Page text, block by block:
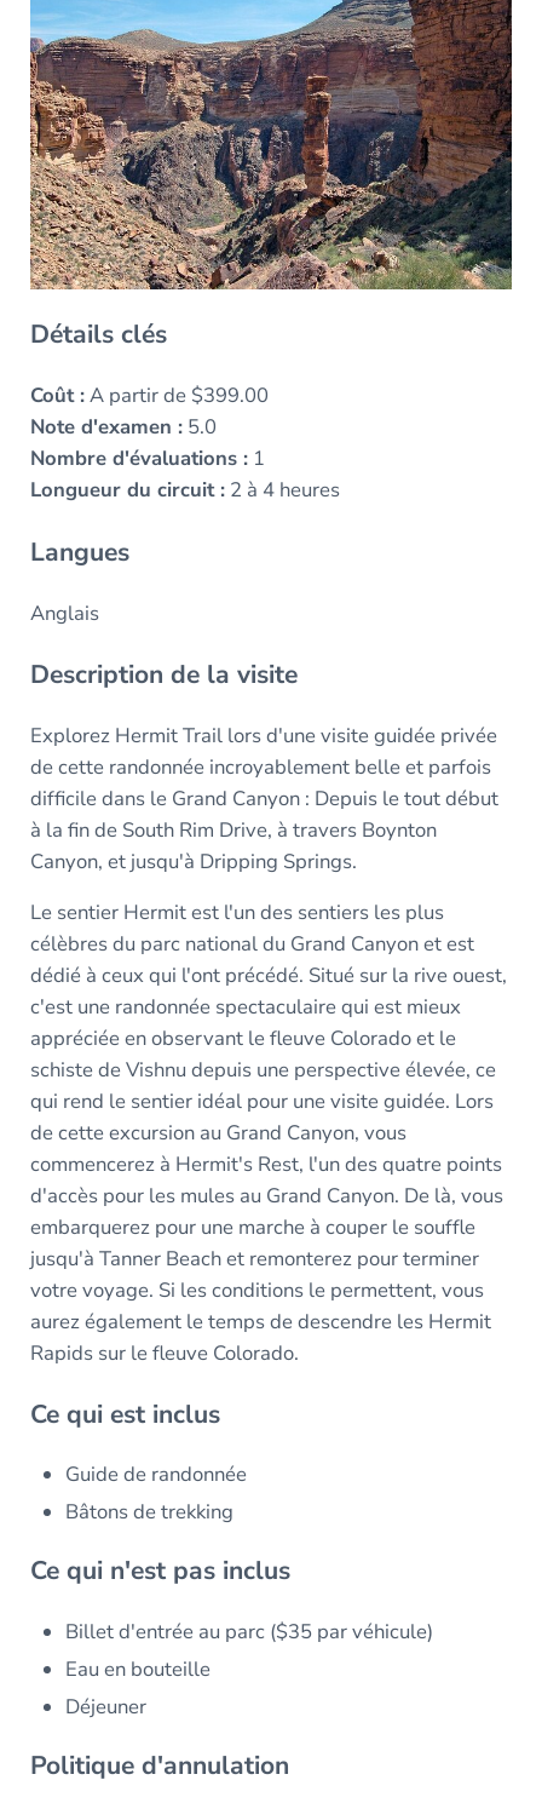
Détails clés
Coût :A partir de $399.00
Note d'examen :5.0
Nombre d'évaluations :1
Longueur du circuit :2 à 4 heures
Langues
Anglais
Description de la visite
Explorez Hermit Trail lors d'une visite guidée privée
de cette randonnée incroyablement belle et parfois
difficile dans le Grand Canyon : Depuis le tout début
à la fin de South Rim Drive, à travers Boynton
Canyon, et jusqu'à Dripping Springs.
Le sentier Hermit est l'un des sentiers les plus
célèbres du parc national du Grand Canyon et est
dédié à ceux qui l'ont précédé. Situé sur la rive ouest,
c'est une randonnée spectaculaire qui est mieux
appréciée en observant le fleuve Colorado et le
schiste de Vishnu depuis une perspective élevée, ce
qui rend le sentier idéal pour une visite guidée. Lors
de cette excursion au Grand Canyon, vous
commencerez à Hermit's Rest, l'un des quatre points
d'accès pour les mules au Grand Canyon. De là, vous
embarquerez pour une marche à couper le souffle
jusqu'à Tanner Beach et remonterez pour terminer
votre voyage. Si les conditions le permettent, vous
aurez également le temps de descendre les Hermit
Rapids sur le fleuve Colorado.
Ce qui est inclus
Guide de randonnée
Bâtons de trekking
Ce qui n'est pas inclus
Billet d'entrée au parc ($35 par véhicule)
Eau en bouteille
Déjeuner
Politique d'annulation